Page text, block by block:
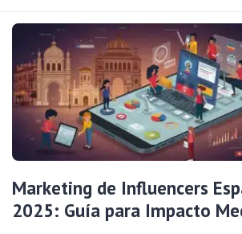
Marketing de Influencers
2025: Guía para Impacto